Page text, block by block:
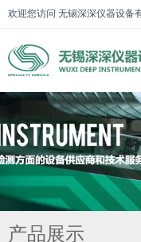
欢迎您访问 无锡深深仪器设备
产品展示